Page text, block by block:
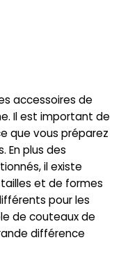
accessoires de
Il est important de
que vous préparez
En plus des
il existe
et de formes
pour les
de couteaux de
différence